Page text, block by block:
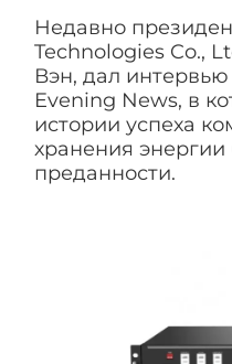
Недавно
Technologies Co.,
Вэн, дал
Evening News, в
истории успеха
хранения энергии
преданности.